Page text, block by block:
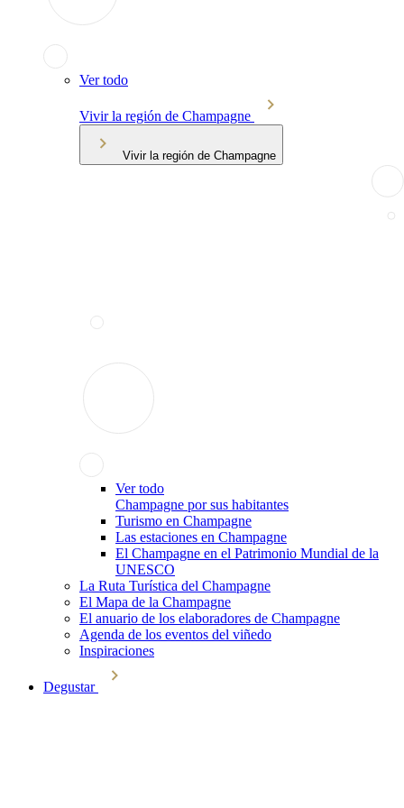
Ver todo
Vivir la región de Champagne
Vivir la región de Champagne
Ver todo
Champagne por sus habitantes
Turismo en Champagne
Las estaciones en Champagne
El Champagne en el Patrimonio Mundial de la
UNESCO
La Ruta Turística del Champagne
El Mapa de la Champagne
El anuario de los elaboradores de Champagne
Agenda de los eventos del viñedo
Inspiraciones
Degustar